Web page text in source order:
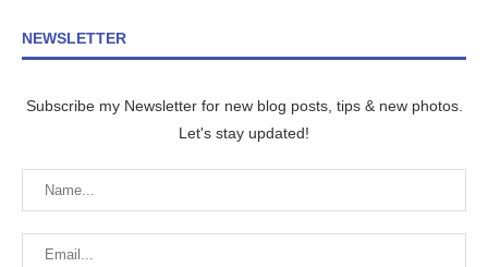
NEWSLETTER
Subscribe my Newsletter for new blog posts, tips & new photos.
Let's stay updated!